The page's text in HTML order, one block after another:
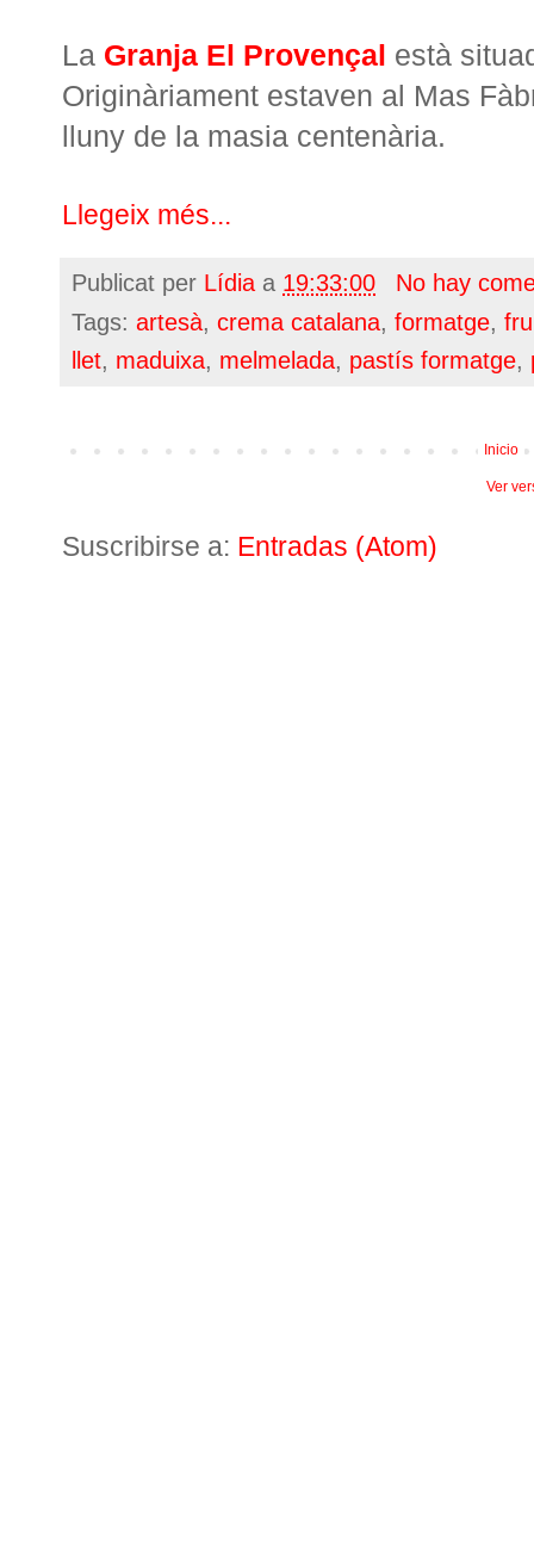
La Granja El Provençal està
Originàriament estaven al Mas
lluny de la masia centenària.
Llegeix més...
Publicat per Lídia a 19:33:00
No hay
Tags: artesà, crema catalana, formatge,
llet, maduixa, melmelada, pastís formatge,
Inicio
Ver
Suscribirse a: Entradas (Atom)